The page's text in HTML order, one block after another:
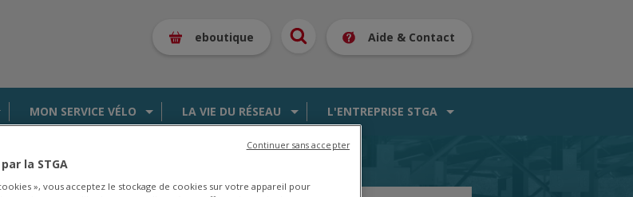
eboutique Aide & Contact
MON SERVICE VÉLO LA VIE DU RÉSEAU L'ENTREPRISE STGA
la STGA
», vous acceptez le stockage de cookies sur votre appareil pour
Continuer sans accepter